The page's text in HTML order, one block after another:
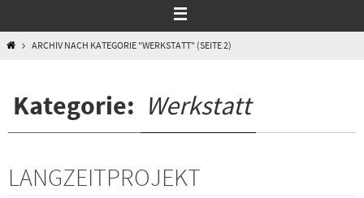
HOMEARCHIV NACH KATEGORIE "WERKSTATT" (SEITE 2)
Kategorie: Werkstatt
LANGZEITPROJEKT